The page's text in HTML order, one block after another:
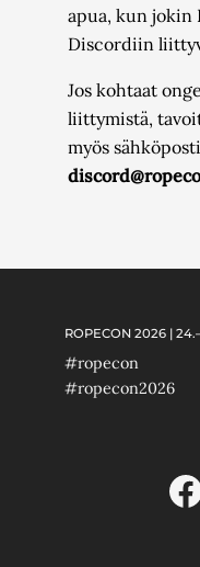
apua, kun jokin
Discordiin
Jos kohtaat
liittymistä,
myös
ROPECON 2026 |
#ropecon
#ropecon2026